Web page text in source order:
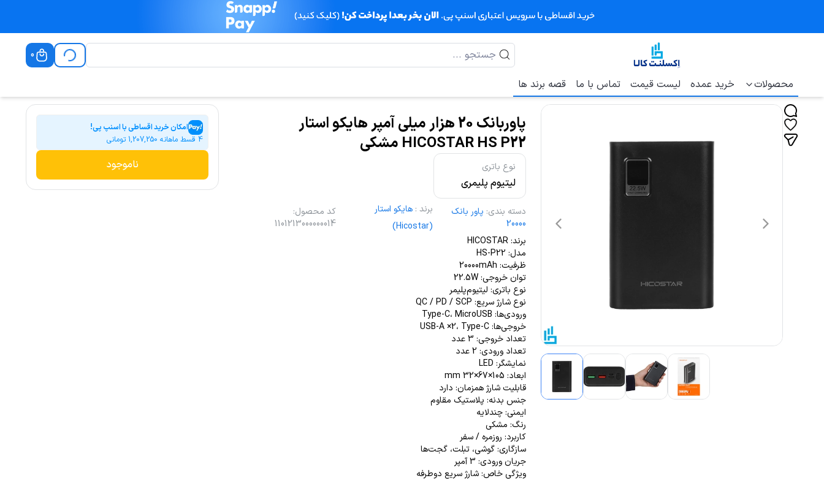
0
محصولات خرید عمده لیست قیمت تماس با ما قصه برند ها
پاوربانک 20 هزار میلی آمپر هایکو استار
HICOSTAR HS P22 مشکی
نوع باتری
لیتیوم پلیمری
دسته بندی: پاور بانک
20000
برند: هایکو استار
(Hicostar)
کد محصول:
1101213000000014
برند: HICOSTAR
مدل: HS-P22
ظرفیت: 20000mAh
توان خروجی: 22.5W
نوع باتری: لیتیوم‌پلیمر
نوع شارژ سریع: QC / PD / SCP
ورودی‌ها: Type-C، MicroUSB
خروجی‌ها: USB-A ×2، Type-C
تعداد خروجی: 3 عدد
تعداد ورودی: 2 عدد
نمایشگر: LED
ابعاد: 105×67×32 mm
قابلیت شارژ همزمان: دارد
جنس بدنه: پلاستیک مقاوم
ایمنی: چندلایه
رنگ: مشکی
کاربرد: روزمره / سفر
سازگاری: گوشی، تبلت، گجت‌ها
جریان ورودی: 3 آمپر
ویژگی خاص: شارژ سریع دوطرفه
امکان خرید اقساطی با اسنپ پی!
4 قسط ماهانه
1,207,250 تومانی
ناموجود